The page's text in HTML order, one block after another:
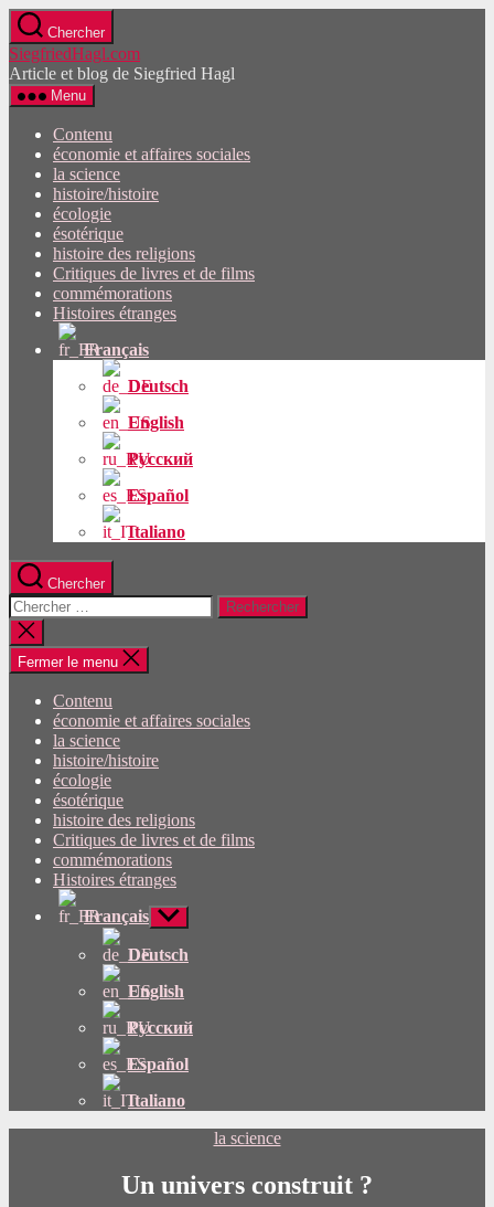
Passez
directement
au
contenu
Chercher
SiegfriedHagl.com
Article et blog de Siegfried Hagl
Menu
Contenu
économie et affaires sociales
la science
histoire/histoire
écologie
ésotérique
histoire des religions
Critiques de livres et de films
commémorations
Histoires étranges
Français
Deutsch
English
Русский
Español
Italiano
Chercher
Rechercher:
Fermer
la
recherche
Fermer le menu
Contenu
économie et affaires sociales
la science
histoire/histoire
écologie
ésotérique
histoire des religions
Critiques de livres et de films
commémorations
Histoires étranges
Français Afficher
le
sous-
menu
Deutsch
English
Русский
Español
Italiano
Catégories
la science
Un univers construit ?